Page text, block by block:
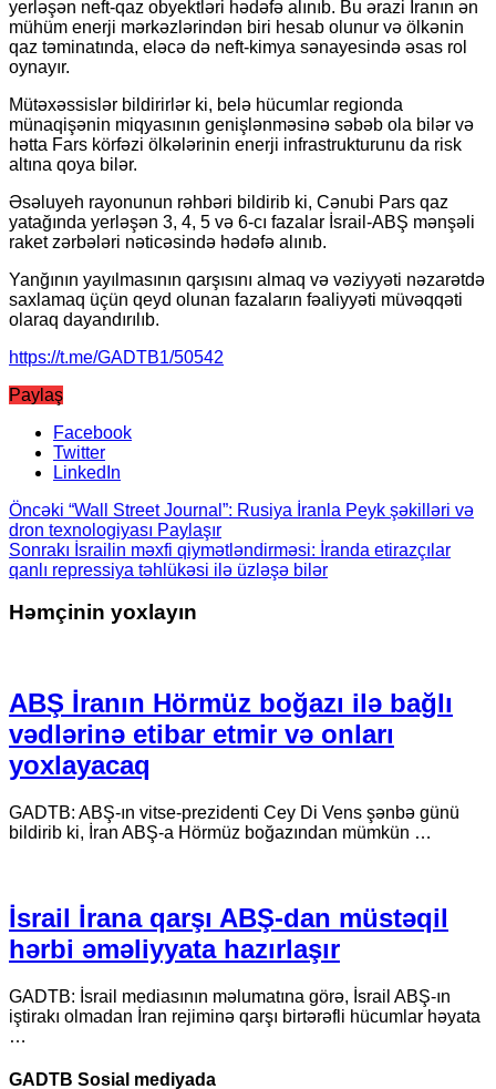
yerləşən neft-qaz obyektləri hədəfə alınıb. Bu ərazi İranın ən
mühüm enerji mərkəzlərindən biri hesab olunur və ölkənin
qaz təminatında, eləcə də neft-kimya sənayesində əsas rol
oynayır.
Mütəxəssislər bildirirlər ki, belə hücumlar regionda
münaqişənin miqyasının genişlənməsinə səbəb ola bilər və
hətta Fars körfəzi ölkələrinin enerji infrastrukturunu da risk
altına qoya bilər.
Əsəluyeh rayonunun rəhbəri bildirib ki, Cənubi Pars qaz
yatağında yerləşən 3, 4, 5 və 6-cı fazalar İsrail-ABŞ mənşəli
raket zərbələri nəticəsində hədəfə alınıb.
Yanğının yayılmasının qarşısını almaq və vəziyyəti nəzarətdə
saxlamaq üçün qeyd olunan fazaların fəaliyyəti müvəqqəti
olaraq dayandırılıb.
https://t.me/GADTB1/50542
Paylaş
Facebook
Twitter
LinkedIn
Öncəki “Wall Street Journal”: Rusiya İranla Peyk şəkilləri və
dron texnologiyası Paylaşır
Sonrakı İsrailin məxfi qiymətləndirməsi: İranda etirazçılar
qanlı repressiya təhlükəsi ilə üzləşə bilər
Həmçinin yoxlayın
ABŞ İranın Hörmüz boğazı ilə bağlı
vədlərinə etibar etmir və onları
yoxlayacaq
GADTB: ABŞ-ın vitse-prezidenti Cey Di Vens şənbə günü
bildirib ki, İran ABŞ-a Hörmüz boğazından mümkün …
İsrail İrana qarşı ABŞ-dan müstəqil
hərbi əməliyyata hazırlaşır
GADTB: İsrail mediasının məlumatına görə, İsrail ABŞ-ın
iştirakı olmadan İran rejiminə qarşı birtərəfli hücumlar həyata
…
GADTB Sosial mediyada